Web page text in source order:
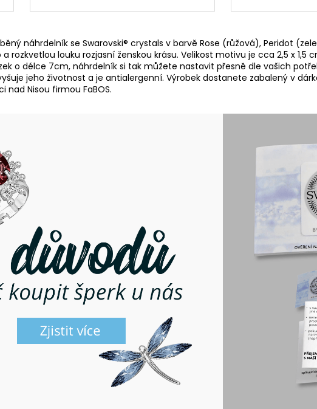
náhrdelník se Swarovski® crystals v barvě Rose (růžová), Peridot
rozkvetlou louku rozjasní ženskou krásu. Velikost motivu je cca 2,5 x 1,5
o délce 7cm, náhrdelník si tak můžete nastavit přesně dle vašich
jeho životnost a je antialergenní. Výrobek dostanete zabalený v
nad Nisou firmou FaBOS.